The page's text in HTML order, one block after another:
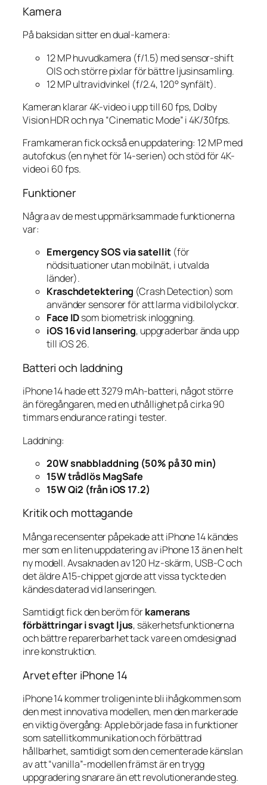
Kamera
På baksidan sitter en dual-kamera:
12 MP huvudkamera (f/1.5) med sensor-shift
OIS och större pixlar för bättre ljusinsamling.
12 MP ultravidvinkel (f/2.4, 120° synfält).
Kameran klarar 4K-video i upp till 60 fps, Dolby
Vision HDR och nya “Cinematic Mode” i 4K/30fps.
Framkameran fick också en uppdatering: 12 MP med
autofokus (en nyhet för 14-serien) och stöd för 4K-
video i 60 fps.
Funktioner
Några av de mest uppmärksammade funktionerna
var:
Emergency SOS via satellit (för
nödsituationer utan mobilnät, i utvalda
länder).
Kraschdetektering (Crash Detection) som
använder sensorer för att larma vid bilolyckor.
Face IDsom biometrisk inloggning.
iOS 16 vid lansering, uppgraderbar ända upp
till iOS 26.
Batteri och laddning
iPhone 14 hade ett 3279 mAh-batteri, något större
än föregångaren, med en uthållighet på cirka 90
timmars endurance rating i tester.
Laddning:
20W snabbladdning (50% på 30 min)
15W trådlös MagSafe
15W Qi2 (från iOS 17.2)
Kritik och mottagande
Många recensenter påpekade att iPhone 14 kändes
mer som en liten uppdatering av iPhone 13 än en helt
ny modell. Avsaknaden av 120 Hz-skärm, USB-C och
det äldre A15-chippet gjorde att vissa tyckte den
kändes daterad vid lanseringen.
Samtidigt fick den beröm förkamerans
förbättringar i svagt ljus, säkerhetsfunktionerna
och bättre reparerbarhet tack vare en omdesignad
inre konstruktion.
Arvet efter iPhone 14
iPhone 14 kommer troligen inte bli ihågkommen som
den mest innovativa modellen, men den markerade
en viktig övergång: Apple började fasa in funktioner
som satellitkommunikation och förbättrad
hållbarhet, samtidigt som den cementerade känslan
av att “vanilla”-modellen främst är en trygg
uppgradering snarare än ett revolutionerande steg.